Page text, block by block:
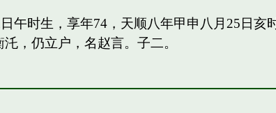
午时生，享年74，天顺八年甲申八月25日
，仍立户，名赵言。子二。